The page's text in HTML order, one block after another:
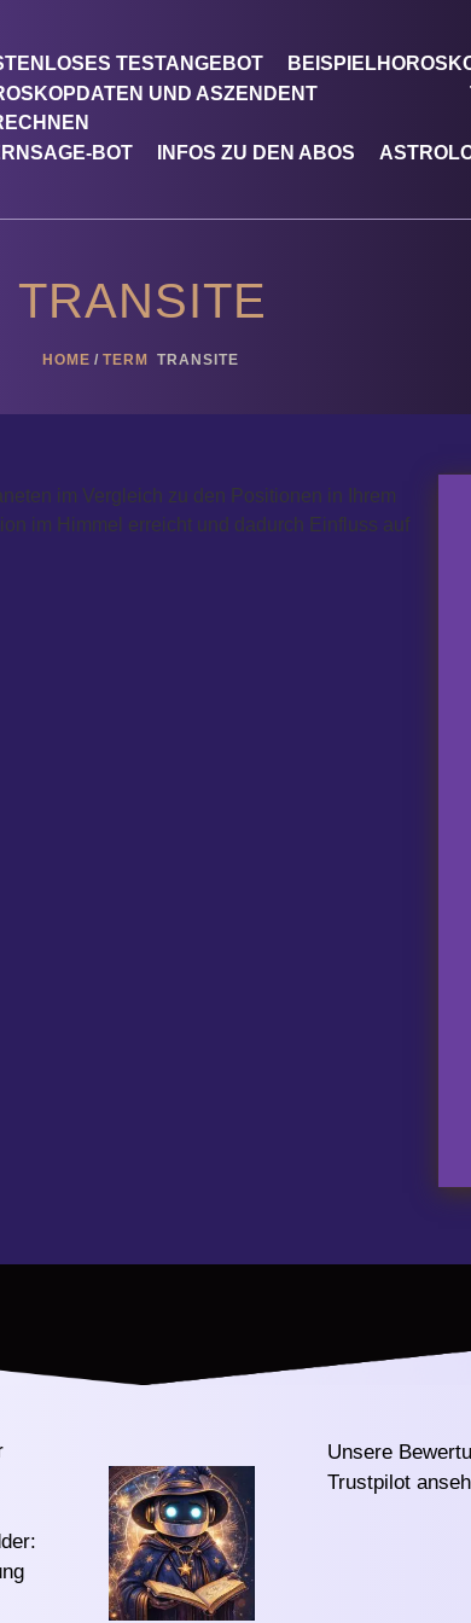
TESTANGEBOT
UND ASZENDENT
BOT INFOS ZU DEN ABOS
TRANSITE
HOME TERM TRANSITE
im Vergleich zu den Positionen in Ihrem
im Himmel erreicht und dadurch Einfluss auf
Unsere
Trustpilot